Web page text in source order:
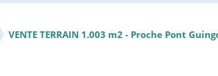
VENTE TERRAIN 1.003 m2 - Proche Pont